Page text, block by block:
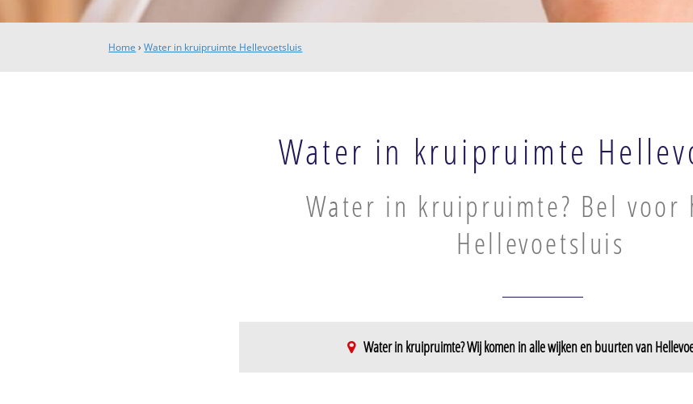
Home ›Water in kruipruimte Hellevoetsluis
Water in kruipruimte
Water in kruipruimte? Bel voor
Hellevoetsluis
Water in kruipruimte? Wij komen in alle wijken en buurten van